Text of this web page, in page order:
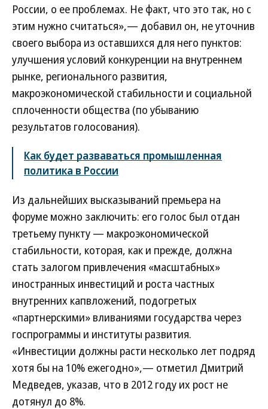
России, о ее проблемах. Не факт, что это так, но с
этим нужно считаться»,— добавил он, не уточнив
своего выбора из оставшихся для него пунктов:
улучшения условий конкуренции на внутреннем
рынке, регионального развития,
макроэкономической стабильности и социальной
сплоченности общества (по убыванию
результатов голосования).
Как будет разваваться промышленная
политика в России
Из дальнейших высказываний премьера на
форуме можно заключить: его голос был отдан
третьему пункту — макроэкономической
стабильности, которая, как и прежде, должна
стать залогом привлечения «масштабных»
иностранных инвестиций и роста частных
внутренних капвложений, подогретых
«партнерскими» вливаниями государства через
госпрограммы и институты развития.
«Инвестиции должны расти несколько лет подряд
хотя бы на 10% ежегодно»,— отметил Дмитрий
Медведев, указав, что в 2012 году их рост не
дотянул до 8%.